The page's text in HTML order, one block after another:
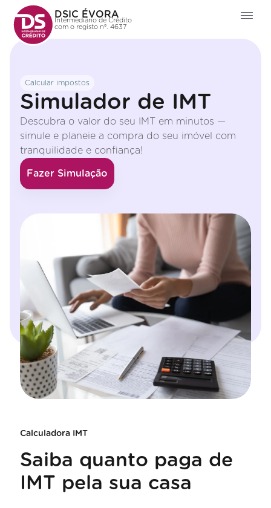
DSIC ÉVORA
Intermediário de Crédito
com o registo nº. 4637
Calcular impostos
Simulador de IMT
Descubra o valor do seu IMT em minutos —
simule e planeie a compra do seu imóvel com
tranquilidade e confiança!
Fazer Simulação
Calculadora IMT
Saiba quanto paga de
IMT pela sua casa